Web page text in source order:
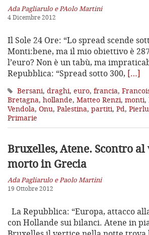
Ada Pagliarulo e PAolo Martini
4 Dicembre 2012
Il Sole 24 Ore: “Lo spread scende
Monti:bene, ma il mio obiettivo è
l’euro? Non è un tabù, ma
Repubblica: “Spread sotto 300, […]
Bersani, draghi, euro, francia,
Bretagna, hollande, Matteo Renzi, monti,
Vendola, Onu, Palestina, partiti, Pd,
Primarie
Bruxelles, Atene. Scontro al
morto in Grecia
Ada Pagliarulo e Paolo Martini
19 Ottobre 2012
La Repubblica: “Europa, attacco
con Hollande sui bilanci. Atene in